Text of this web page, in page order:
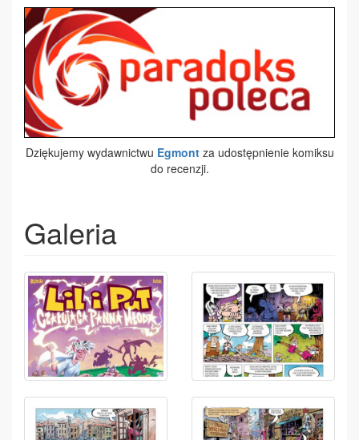
Dziękujemy wydawnictwu Egmontza udostępnienie komiksu
do recenzji.
Galeria